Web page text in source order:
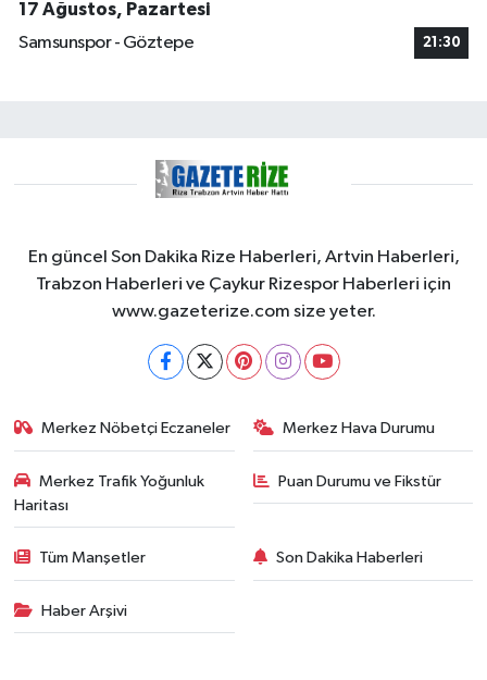
17 Ağustos, Pazartesi
Samsunspor - Göztepe
21:30
En güncel Son Dakika Rize Haberleri, Artvin Haberleri,
Trabzon Haberleri ve Çaykur Rizespor Haberleri için
www.gazeterize.com size yeter.
Merkez Nöbetçi Eczaneler Merkez Hava Durumu
Merkez Trafik Yoğunluk
Haritası
Puan Durumu ve Fikstür
Tüm Manşetler Son Dakika Haberleri
Haber Arşivi